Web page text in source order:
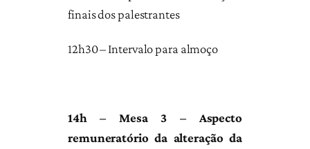
finais dos palestrantes
12h30 – Intervalo para almoço
14h – Mesa 3 – Aspecto
remuneratório da alteração da